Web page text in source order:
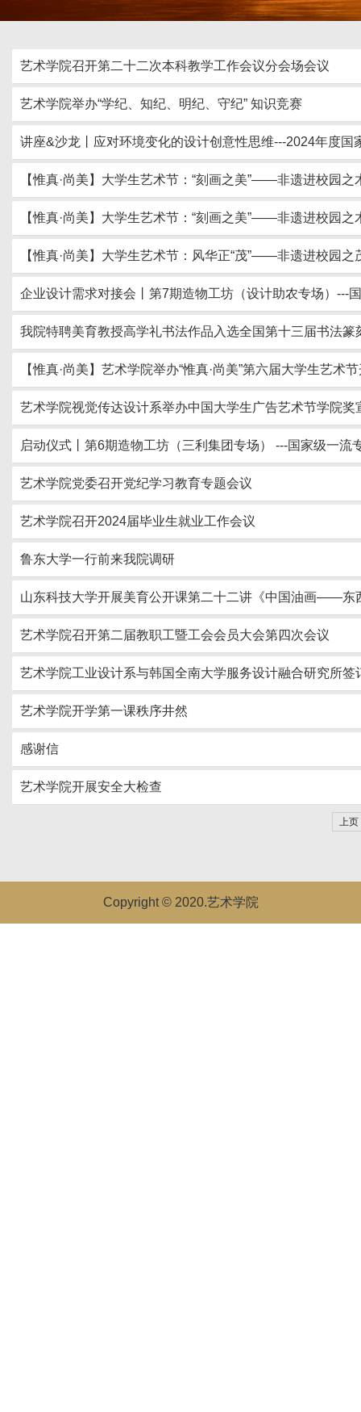
艺术学院召开第二十二次本科教学工作会议分会场会议
艺术学院举办“学纪、知纪、明纪、守纪” 知识竞赛
讲座&沙龙丨应对环境变化的设计创意性思维---2024年度
【惟真·尚美】大学生艺术节：“刻画之美”——非遗进校园
【惟真·尚美】大学生艺术节：“刻画之美”——非遗进校园
【惟真·尚美】大学生艺术节：风华正“茂”——非遗进校园之
企业设计需求对接会丨第7期造物工坊（设计助农专场）---
我院特聘美育教授高学礼书法作品入选全国第十三届书法篆
【惟真·尚美】艺术学院举办“惟真·尚美”第六届大学生艺术
艺术学院视觉传达设计系举办中国大学生广告艺术节学院奖
启动仪式丨第6期造物工坊（三利集团专场） ---国家级一流
艺术学院党委召开党纪学习教育专题会议
艺术学院召开2024届毕业生就业工作会议
鲁东大学一行前来我院调研
山东科技大学开展美育公开课第二十二讲《中国油画——东
艺术学院召开第二届教职工暨工会会员大会第四次会议
艺术学院工业设计系与韩国全南大学服务设计融合研究所签
艺术学院开学第一课秩序井然
感谢信
艺术学院开展安全大检查
上页
Copyright © 2020.艺术学院